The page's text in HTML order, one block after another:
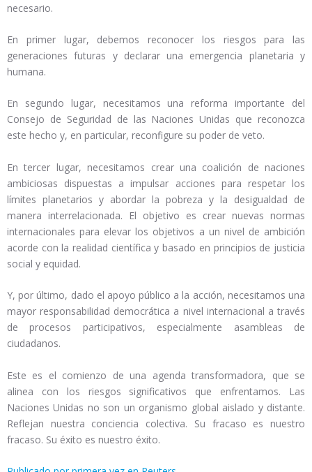
necesario.
En primer lugar, debemos reconocer los riesgos para las
generaciones futuras y declarar una emergencia planetaria y
humana.
En segundo lugar, necesitamos una reforma importante del
Consejo de Seguridad de las Naciones Unidas que reconozca
este hecho y, en particular, reconfigure su poder de veto.
En tercer lugar, necesitamos crear una coalición de naciones
ambiciosas dispuestas a impulsar acciones para respetar los
límites planetarios y abordar la pobreza y la desigualdad de
manera interrelacionada. El objetivo es crear nuevas normas
internacionales para elevar los objetivos a un nivel de ambición
acorde con la realidad científica y basado en principios de justicia
social y equidad.
Y, por último, dado el apoyo público a la acción, necesitamos una
mayor responsabilidad democrática a nivel internacional a través
de procesos participativos, especialmente asambleas de
ciudadanos.
Este es el comienzo de una agenda transformadora, que se
alinea con los riesgos significativos que enfrentamos. Las
Naciones Unidas no son un organismo global aislado y distante.
Reflejan nuestra conciencia colectiva. Su fracaso es nuestro
fracaso. Su éxito es nuestro éxito.